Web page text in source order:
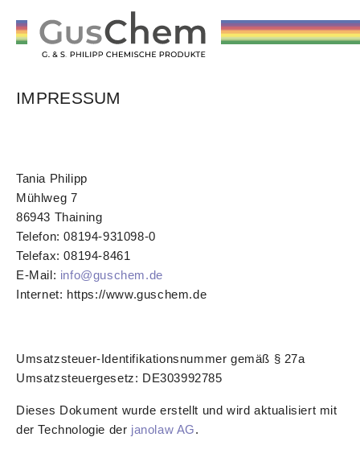
IMPRESSUM
Tania Philipp
Mühlweg 7
86943 Thaining
Telefon: 08194-931098-0
Telefax: 08194-8461
E-Mail: info@guschem.de
Internet: https://www.guschem.de
Umsatzsteuer-Identifikationsnummer gemäß § 27a
Umsatzsteuergesetz: DE303992785
Dieses Dokument wurde erstellt und wird aktualisiert mit
der Technologie der janolaw AG.